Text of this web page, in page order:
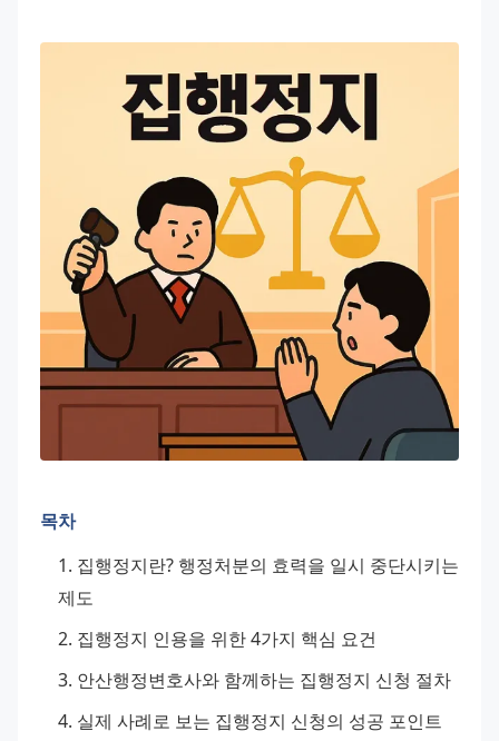
목차
집행정지란? 행정처분의 효력을 일시 중단시키는
제도
집행정지 인용을 위한 4가지 핵심 요건
안산행정변호사와 함께하는 집행정지 신청 절차
실제 사례로 보는 집행정지 신청의 성공 포인트